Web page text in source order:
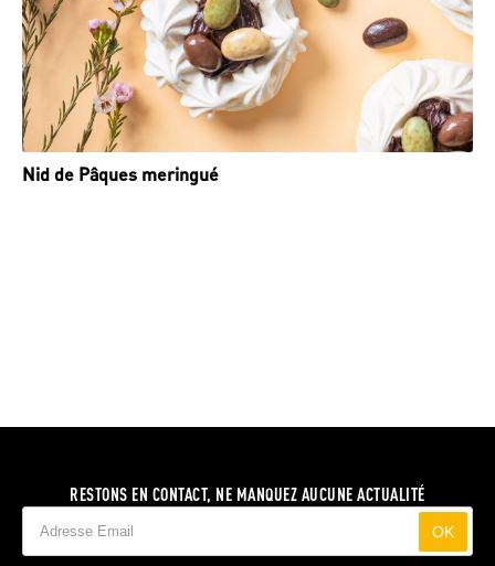
Nid de Pâques meringué
RESTONS EN CONTACT, NE MANQUEZ AUCUNE ACTUALITÉ
OK